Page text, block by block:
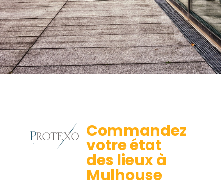
Commandez
votre état
des lieux à
Mulhouse